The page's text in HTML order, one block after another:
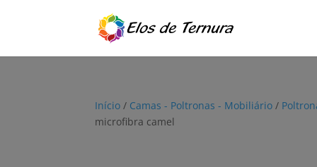
Início / Camas - Poltronas - Mobiliário /
microfibra camel